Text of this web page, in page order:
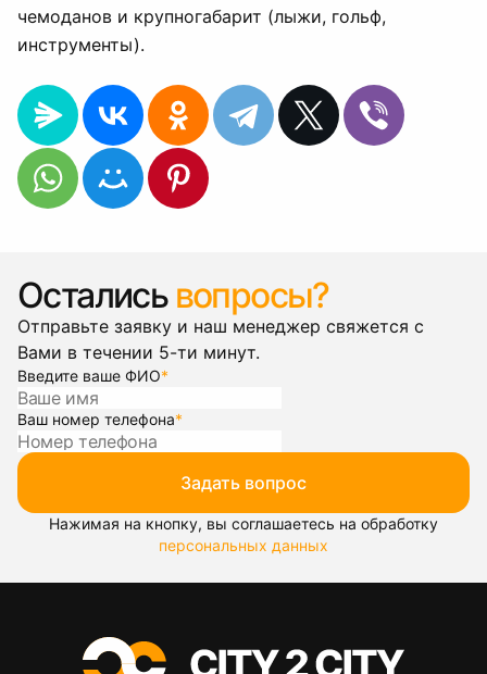
чемоданов и крупногабарит (лыжи, гольф,
инструменты).
Остались вопросы?
Отправьте заявку и наш менеджер свяжется с
Вами в течении 5-ти минут.
Введите ваше ФИО*
Ваш номер телефона*
Задать вопрос
Нажимая на кнопку, вы соглашаетесь на обработку
персональных данных